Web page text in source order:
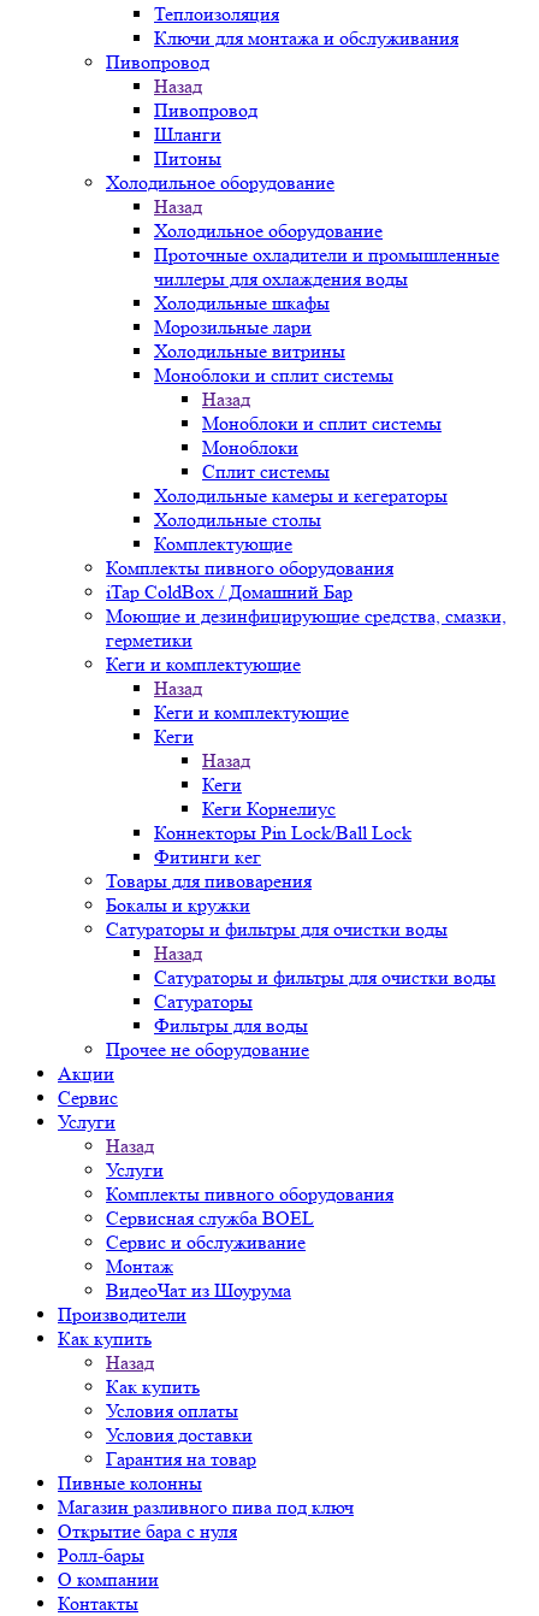
Теплоизоляция
Ключи для монтажа и обслуживания
Пивопровод
Назад
Пивопровод
Шланги
Питоны
Холодильное оборудование
Назад
Холодильное оборудование
Проточные охладители и промышленные
чиллеры для охлаждения воды
Холодильные шкафы
Морозильные лари
Холодильные витрины
Моноблоки и сплит системы
Назад
Моноблоки и сплит системы
Моноблоки
Сплит системы
Холодильные камеры и кегераторы
Холодильные столы
Комплектующие
Комплекты пивного оборудования
iTap ColdBox / Домашний Бар
Моющие и дезинфицирующие средства, смазки,
герметики
Кеги и комплектующие
Назад
Кеги и комплектующие
Кеги
Назад
Кеги
Кеги Корнелиус
Коннекторы Pin Lock/Ball Lock
Фитинги кег
Товары для пивоварения
Бокалы и кружки
Сатураторы и фильтры для очистки воды
Назад
Сатураторы и фильтры для очистки воды
Сатураторы
Фильтры для воды
Прочее не оборудование
Акции
Сервис
Услуги
Назад
Услуги
Комплекты пивного оборудования
Сервисная служба BOEL
Сервис и обслуживание
Монтаж
ВидеоЧат из Шоурума
Производители
Как купить
Назад
Как купить
Условия оплаты
Условия доставки
Гарантия на товар
Пивные колонны
Магазин разливного пива под ключ
Открытие бара с нуля
Ролл-бары
О компании
Контакты